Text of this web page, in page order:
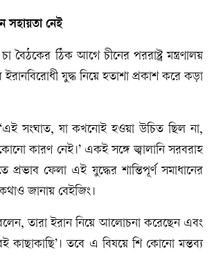
সহায়তা নেই
বৈঠকের ঠিক আগে চীনের পররাষ্ট্র মন্ত্রণালয়
ইরানবিরোধী যুদ্ধ নিয়ে হতাশা প্রকাশ করে কড়া
সংঘাত, যা কখনোই হওয়া উচিত ছিল না,
কারণ নেই।’ একই সঙ্গে জ্বালানি সরবরাহ
প্রভাব ফেলা এই যুদ্ধের শান্তিপূর্ণ সমাধানের
কথাও জানায় বেইজিং।
বলেন, তারা ইরান নিয়ে আলোচনা করেছেন এবং
কাছাকাছি’। তবে এ বিষয়ে শি কোনো মন্তব্য